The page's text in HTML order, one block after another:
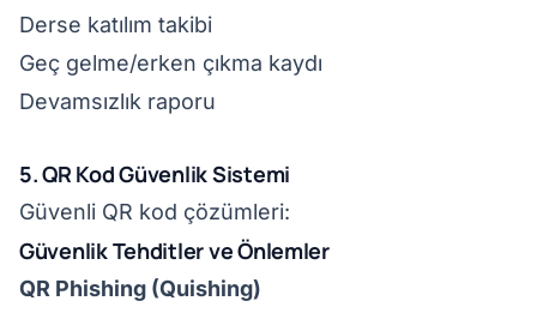
Derse katılım takibi
Geç gelme/erken çıkma kaydı
Devamsızlık raporu
5. QR Kod Güvenlik Sistemi
Güvenli QR kod çözümleri:
Güvenlik Tehditler ve Önlemler
QR Phishing (Quishing)